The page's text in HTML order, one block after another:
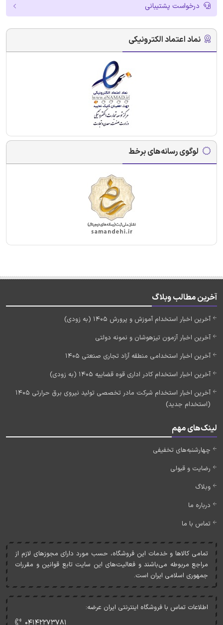
درخواست پشتیبانی
نماد اعتماد الکترونیکی
لوگوی رسانه‌های برخط
آخرین مطالب وبلاگ
آخرین اخبار استخدام آموزش و پرورش 1405 (به زودی)
آخرین اخبار آزمون تیزهوشان و نمونه دولتی
آخرین اخبار استخدامی منطقه آزاد تجاری صنعتی 1405
آخرین اخبار استخدام کادر اداری قوه قضاییه 1405 (به زودی)
آخرین اخبار استخدام شرکت مادر تخصصی تولید نیروی برق حرارتی 1405
(استخدام جدید)
لینک‌های مهم
چهارشنبه‌های تخفیفی
رضایت و قبولی
وبلاگ
درباره ما
تماس با ما
تمامی کالاها و خدمات اين فروشگاه، حسب مورد دارای مجوزهای لازم از
مراجع مربوطه می‌باشند و فعاليت‌های اين سايت تابع قوانين و مقررات
جمهوری اسلامی ايران است.
اطلاعات تماس با فروشگاه اینترنتی ایران عرضه:
۰۴۱۴۲۲۷۳۷۸۱